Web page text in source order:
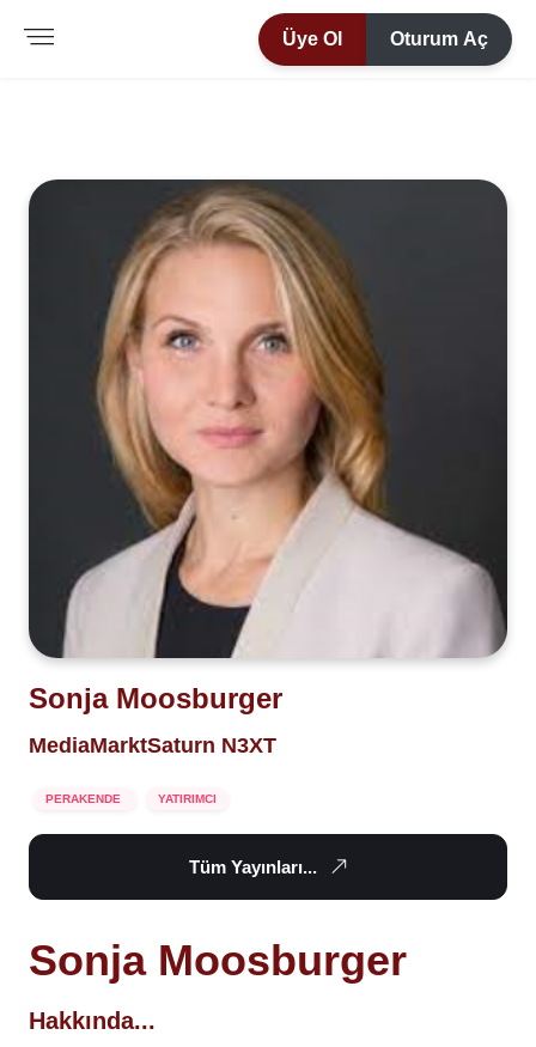
Üye Ol Oturum Aç
Sonja Moosburger
MediaMarktSaturn N3XT
PERAKENDE YATIRIMCI
Tüm Yayınları...
Sonja Moosburger
Hakkında...